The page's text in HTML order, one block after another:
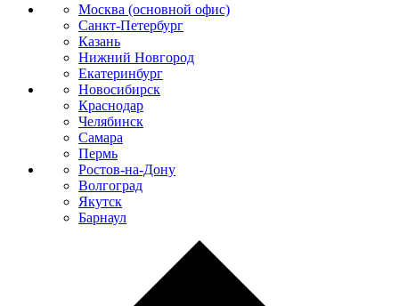
Москва (основной офис)
Санкт-Петербург
Казань
Нижний Новгород
Екатеринбург
Новосибирск
Краснодар
Челябинск
Самара
Пермь
Ростов-на-Дону
Волгоград
Якутск
Барнаул